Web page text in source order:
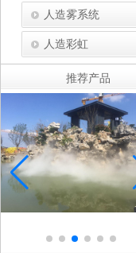
人造雾系统
人造彩虹
推荐产品